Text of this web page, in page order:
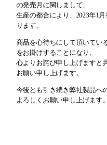
の発売月に関しまして、
生産の都合により、2023年1
ります。
商品を心待ちにして頂いてい
をお掛けすることになり、
心よりお詫び申し上げますと
お願い申し上げます。
今後とも引き続き弊社製品へ
よろしくお願い申し上げます。